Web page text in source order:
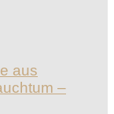
aus
–